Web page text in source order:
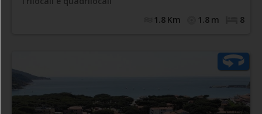
8
1.8 m
1.8 Km
A mt. 300 dalla spiaggia di Marina di Campo comodo
trilocale con spazio esterno, posto al piano primo del
nostro complesso quadrifamiliare "MARE", composto da: